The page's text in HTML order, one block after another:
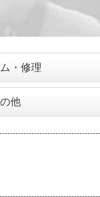
・修理
他